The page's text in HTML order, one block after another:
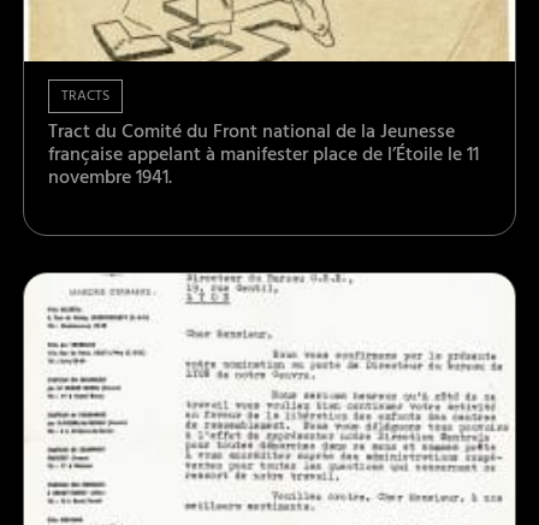
TRACTS
Tract du Comité du Front national de la Jeunesse
française appelant à manifester place de l’Étoile le 11
novembre 1941.